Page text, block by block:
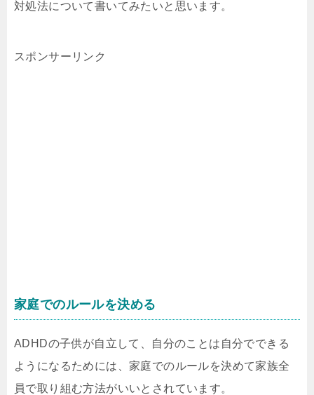
対処法について書いてみたいと思います。
スポンサーリンク
家庭でのルールを決める
ADHDの子供が自立して、自分のことは自分でできる
ようになるためには、家庭でのルールを決めて家族全
員で取り組む方法がいいとされています。